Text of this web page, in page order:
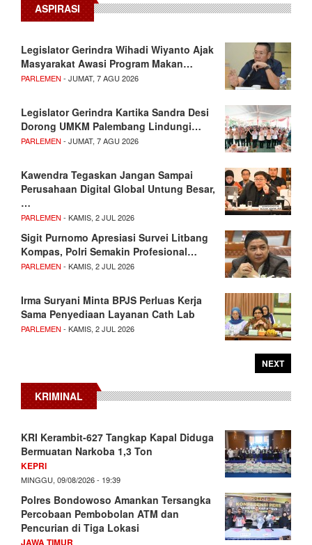
ASPIRASI
Legislator Gerindra Wihadi Wiyanto Ajak
Masyarakat Awasi Program Makan…
PARLEMEN - JUMAT, 7 AGU 2026
Legislator Gerindra Kartika Sandra Desi
Dorong UMKM Palembang Lindungi…
PARLEMEN - JUMAT, 7 AGU 2026
Kawendra Tegaskan Jangan Sampai
Perusahaan Digital Global Untung Besar,
…
PARLEMEN - KAMIS, 2 JUL 2026
Sigit Purnomo Apresiasi Survei Litbang
Kompas, Polri Semakin Profesional…
PARLEMEN - KAMIS, 2 JUL 2026
Irma Suryani Minta BPJS Perluas Kerja
Sama Penyediaan Layanan Cath Lab
PARLEMEN - KAMIS, 2 JUL 2026
NEXT
KRIMINAL
KRI Kerambit-627 Tangkap Kapal Diduga
Bermuatan Narkoba 1,3 Ton
KEPRI
MINGGU, 09/08/2026 - 19:39
Polres Bondowoso Amankan Tersangka
Percobaan Pembobolan ATM dan
Pencurian di Tiga Lokasi
JAWA TIMUR